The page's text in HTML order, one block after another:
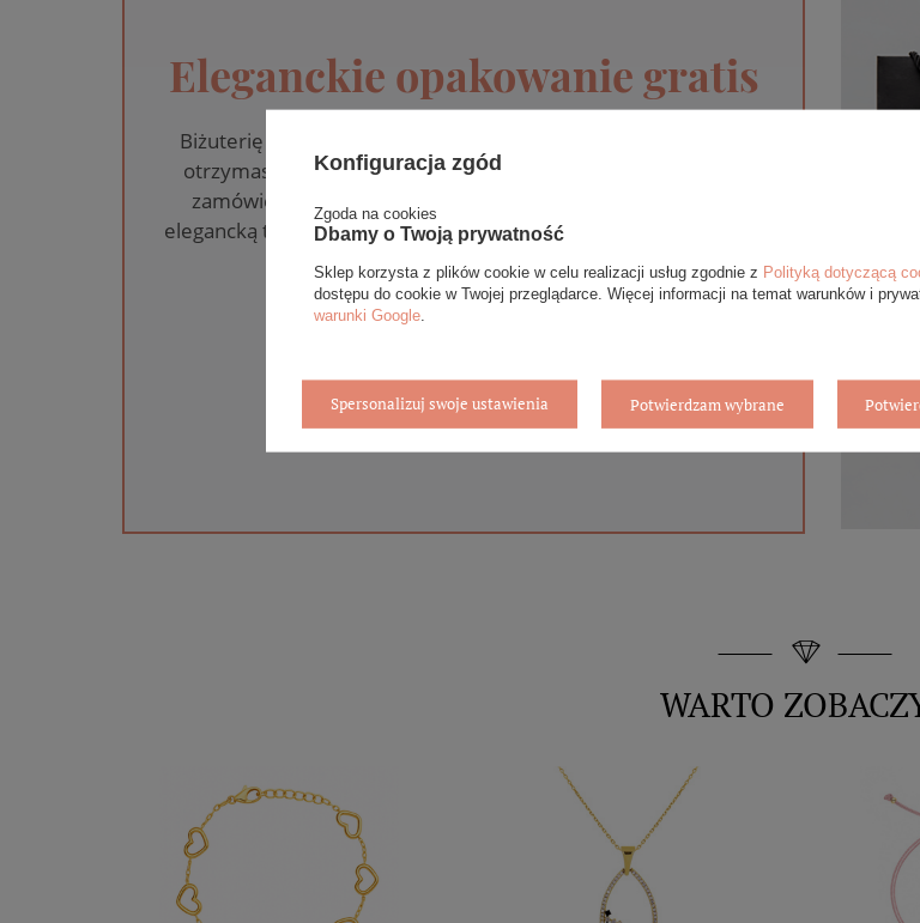
Eleganckie opakowanie gratis
Biżuterię i zegarki zakupione w sklepie internetowym BOVEM
otrzymasz jako gotowy do wręczenia upominek. Do każdego
zamówienia dołączamy pudełko ze skóry ekologicznej oraz
elegancką torebkę. Rozmiary i wzory mogą się różnić ze względu
na wybrany asortyment.
WYBIERZ PREZENT
WARTO
Konfiguracja zgód
Zgoda na cookies
Dbamy o Twoją prywatność
Sklep korzysta z plików cookie w celu realizacji usług zgodnie z Polityką dotyczącą
dostępu do cookie w Twojej przeglądarce. Więcej informacji na temat warunków i
warunki Google
Spersonalizuj swoje ustawienia Potwierdzam wybrane